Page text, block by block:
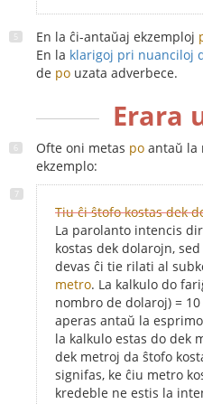
En la ĉi-antaŭaj ekzemploj
En la klarigoj pri nuanciloj
de po uzata adverbece.
Erara
Ofte oni metas po antaŭ la
ekzemplo:
Tiu ĉi ŝtofo kostas dek
La parolanto intencis
kostas dek dolarojn,
devas ĉi tie rilati al
metro. La kalkulo do
nombro de dolaroj) = 10
aperas antaŭ la esprimo
la kalkulo estas do dek
dek metroj da ŝtofo
signifas, ke ĉiu metro
kredeble ne estis la